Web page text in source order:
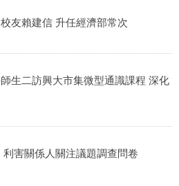
友賴建信 升任經濟部常次
生二訪興大市集微型通識課程 深化
關係人關注議題調查問卷